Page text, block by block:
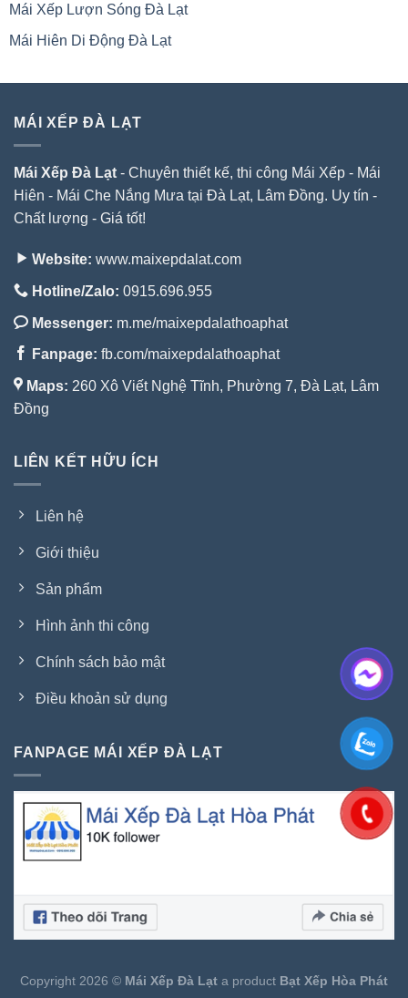
Mái Xếp Lượn Sóng Đà Lạt
Mái Hiên Di Động Đà Lạt
MÁI XẾP ĐÀ LẠT
Mái Xếp Đà Lạt - Chuyên thiết kế, thi công Mái Xếp - Mái
Hiên - Mái Che Nắng Mưa tại Đà Lạt, Lâm Đồng. Uy tín -
Chất lượng - Giá tốt!
Website: www.maixepdalat.com
Hotline/Zalo: 0915.696.955
Messenger: m.me/maixepdalathoaphat
Fanpage: fb.com/maixepdalathoaphat
Maps: 260 Xô Viết Nghệ Tĩnh, Phường 7, Đà Lạt, Lâm
Đồng
LIÊN KẾT HỮU ÍCH
Liên hệ
Giới thiệu
Sản phẩm
Hình ảnh thi công
Chính sách bảo mật
Điều khoản sử dụng
FANPAGE MÁI XẾP ĐÀ LẠT
Copyright 2026 © Mái Xếp Đà Lạt a product Bạt Xếp Hòa Phát